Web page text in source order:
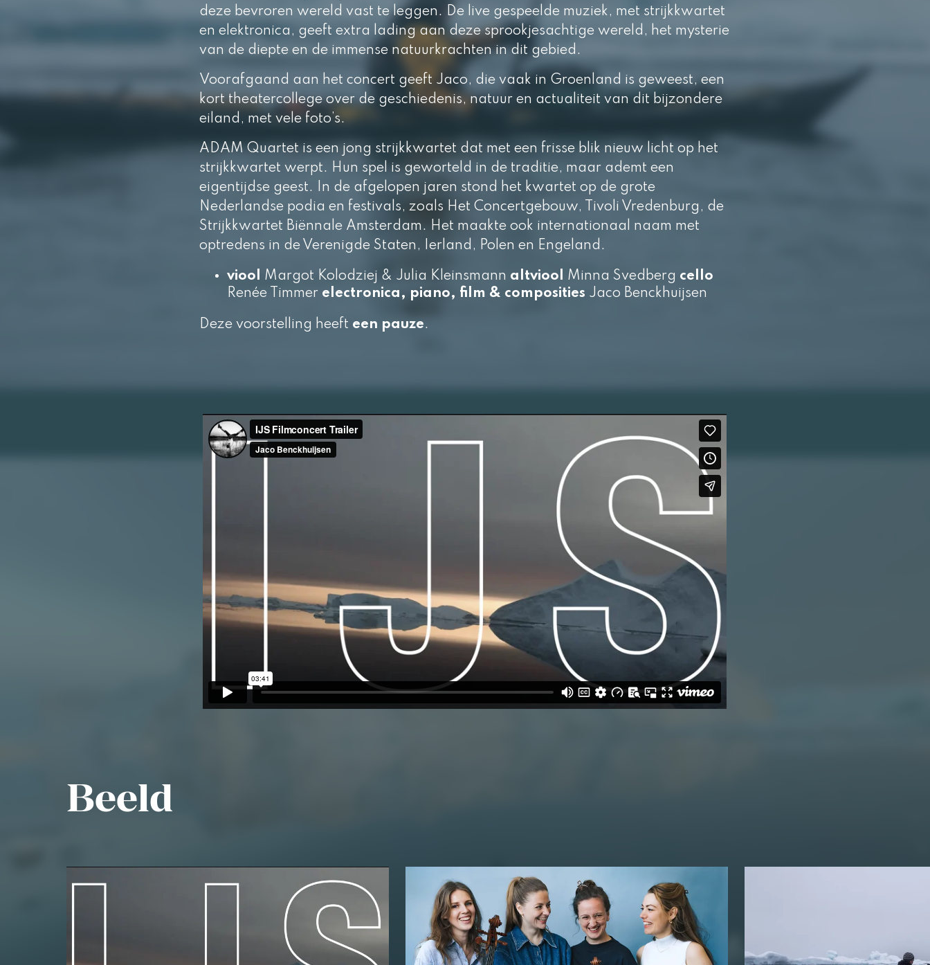
deze bevroren wereld vast te leggen. De live gespeelde muziek, met strijkkwartet
en elektronica, geeft extra lading aan deze sprookjesachtige wereld, het mysterie
van de diepte en de immense natuurkrachten in dit gebied.
Voorafgaand aan het concert geeft Jaco, die vaak in Groenland is geweest, een
kort theatercollege over de geschiedenis, natuur en actualiteit van dit bijzondere
eiland, met vele foto’s.
ADAM Quartet is een jong strijkkwartet dat met een frisse blik nieuw licht op het
strijkkwartet werpt. Hun spel is geworteld in de traditie, maar ademt een
eigentijdse geest. In de afgelopen jaren stond het kwartet op de grote
Nederlandse podia en festivals, zoals Het Concertgebouw, Tivoli Vredenburg, de
Strijkkwartet Biënnale Amsterdam. Het maakte ook internationaal naam met
optredens in de Verenigde Staten, Ierland, Polen en Engeland.
viool Margot Kolodziej & Julia Kleinsmann altviool Minna Svedberg cello
Renée Timmer electronica, piano, film & composities Jaco Benckhuijsen
Deze voorstelling heeft een pauze.
Beeld